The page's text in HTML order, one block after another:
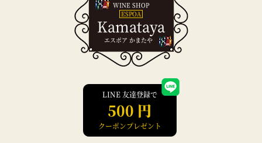
WINE SHOP
ESPOA
Kamataya
エスポア かまたや
LINE 友達登録で
500 円
クーポンプレゼント